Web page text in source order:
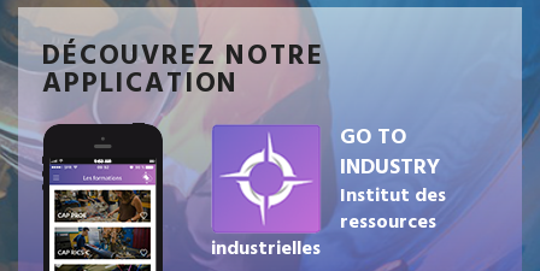
DÉCOUVREZ NOTRE
APPLICATION
GO TO
INDUSTRY
Institut des
ressources
industrielles